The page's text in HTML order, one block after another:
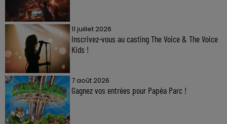
11 juillet 2026
Inscrivez-vous au casting The Voice & The Voice
Kids !
7 août 2026
Gagnez vos entrées pour Papéa Parc !